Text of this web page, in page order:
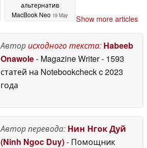
альтернатив
MacBook Neo 19 May
Show more articles
Авторисходного текста: Habeeb
Onawole- Magazine Writer- 1593
статей на Notebookcheckc 2023
года
Автор перевода: Нин Нгок Дуй
(Ninh Ngoc Duy)- Помощник